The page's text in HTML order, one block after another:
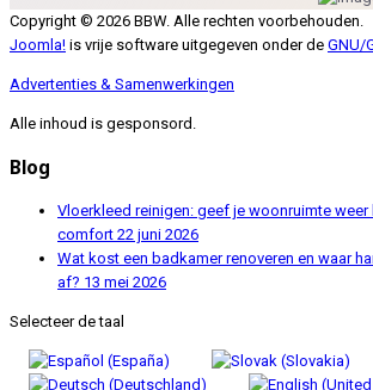
Copyright © 2026 BBW. Alle rechten voorbehouden.
Joomla! is vrije software uitgegeven onder de GNU/
Advertenties & Samenwerkingen
Alle inhoud is gesponsord.
Blog
Vloerkleed reinigen: geef je woonruimte weer
comfort 22 juni 2026
Wat kost een badkamer renoveren en waar
af? 13 mei 2026
Selecteer de taal